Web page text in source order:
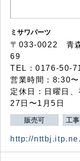
ミサワパーツ
〒033-0022 青
69
TEL：0176-50-
営業時間：8:30
定休日：日曜日
27日〜1月5日
販売可 工
http://